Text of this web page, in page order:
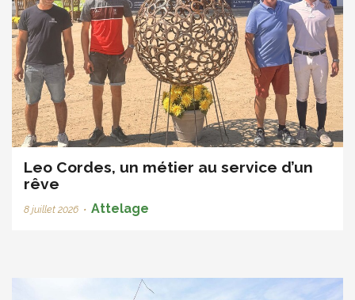
Leo Cordes, un métier au service d’un
rêve
8 juillet 2026 • Attelage